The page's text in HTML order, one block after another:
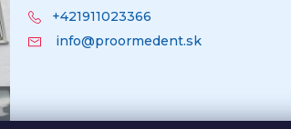
+421911023366
info@proormedent.sk